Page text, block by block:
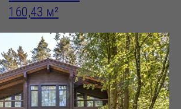
160,43 м²
домаи другие